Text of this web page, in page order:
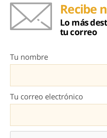
Recibe
Lo más
tu correo
Tu nombre
Tu correo electrónico